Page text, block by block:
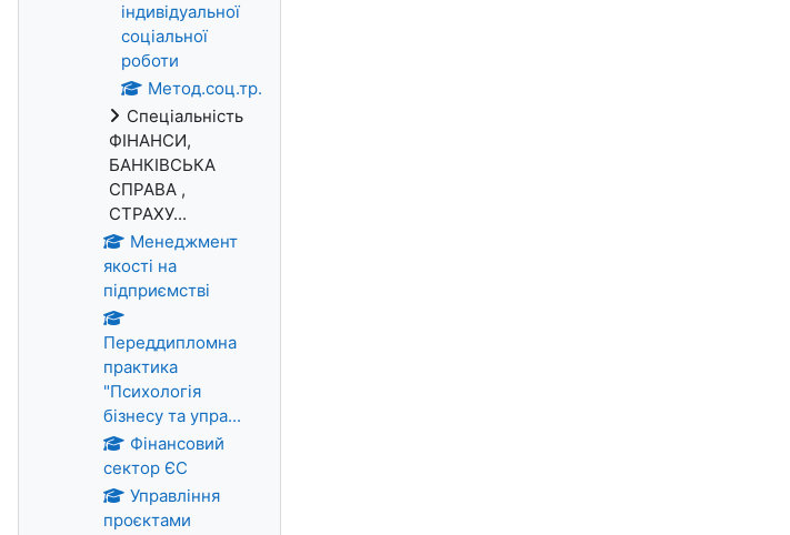
індивідуальної
соціальної
роботи
Метод.соц.тр.
Спеціальність
ФІНАНСИ,
БАНКІВСЬКА
СПРАВА ,
СТРАХУ...
Менеджмент
якості на
підприємстві
Переддипломна
практика
"Психологія
бізнесу та упра...
Фінансовий
сектор ЄС
Управління
проєктами